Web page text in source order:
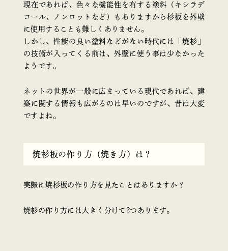
現在であれば、色々な機能性を有する塗料（キシラデ
コール、ノンロットなど）もありますから杉板を外壁
に使用することも難しくありません。
しかし、性能の良い塗料などがない時代には「焼杉」
の技術が入ってくる前は、外壁に使う事は少なかった
ようです。
ネットの世界が一般に広まっている現代であれば、建
築に関する情報も広がるのは早いのですが、昔は大変
ですよね。
焼杉板の作り方（焼き方）は？
実際に焼杉板の作り方を見たことはありますか？
焼杉の作り方には大きく分けて2つあります。